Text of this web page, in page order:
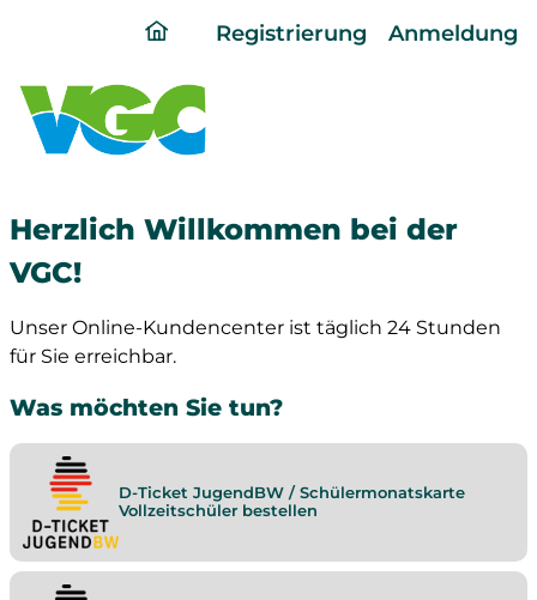
ding
page
Registrierung Anmeldung
Herzlich Willkommen bei der
VGC!
Unser Online-Kundencenter ist täglich 24 Stunden
für Sie erreichbar.
Was möchten Sie tun?
D-Ticket JugendBW / Schülermonatskarte
Vollzeitschüler bestellen